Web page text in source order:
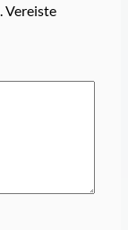
Vereiste